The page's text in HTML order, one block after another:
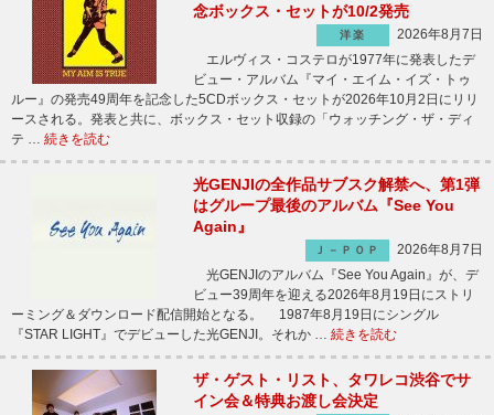
念ボックス・セットが10/2発売
洋楽
2026年8月7日
エルヴィス・コステロが1977年に発表したデ
ビュー・アルバム『マイ・エイム・イズ・トゥ
ルー』の発売49周年を記念した5CDボックス・セットが2026年10月2日にリリ
ースされる。発表と共に、ボックス・セット収録の「ウォッチング・ザ・ディ
テ … 続きを読む
光GENJIの全作品サブスク解禁へ、第1弾
はグループ最後のアルバム『See You
Again』
Ｊ－ＰＯＰ
2026年8月7日
光GENJIのアルバム『See You Again』が、デ
ビュー39周年を迎える2026年8月19日にストリ
ーミング＆ダウンロード配信開始となる。 1987年8月19日にシングル
『STAR LIGHT』でデビューした光GENJI。それか … 続きを読む
ザ・ゲスト・リスト、タワレコ渋谷でサ
イン会＆特典お渡し会決定